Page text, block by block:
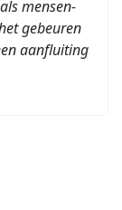
mensen-
gebeuren
aanfluiting